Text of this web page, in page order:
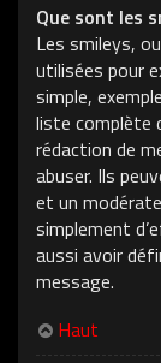
Que sont les
Les smileys,
utilisées pour
simple,
liste complète
rédaction de
abuser. Ils
et un
simplement
aussi avoir
message.
Haut